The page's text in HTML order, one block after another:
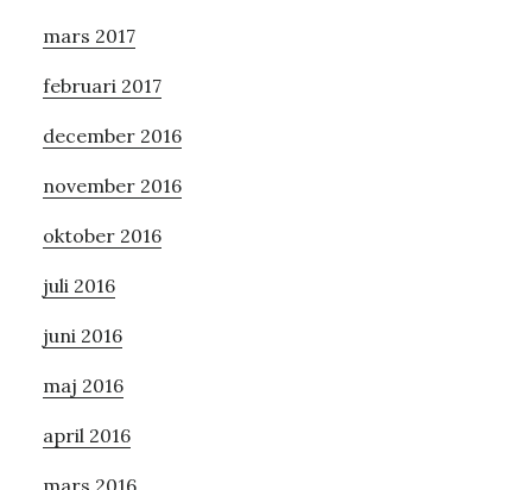
mars 2017
februari 2017
december 2016
november 2016
oktober 2016
juli 2016
juni 2016
maj 2016
april 2016